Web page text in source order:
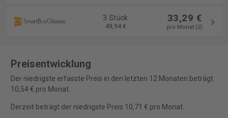
3 Stück
49,94 €
33,29 €
pro Monat (2)
Preisentwicklung
Der niedrigste erfasste Preis in den letzten 12 Monaten beträgt
10,54 € pro Monat.
Derzeit beträgt der niedrigste Preis 10,71 € pro Monat.